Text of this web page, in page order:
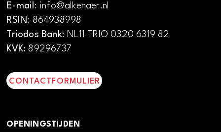
E-mail: info@alkenaer.nl
RSIN: 864938998
Triodos Bank: NL11 TRIO 0320 6319 82
KVK: 89296737
CONTACTFORMULIER
OPENINGSTIJDEN